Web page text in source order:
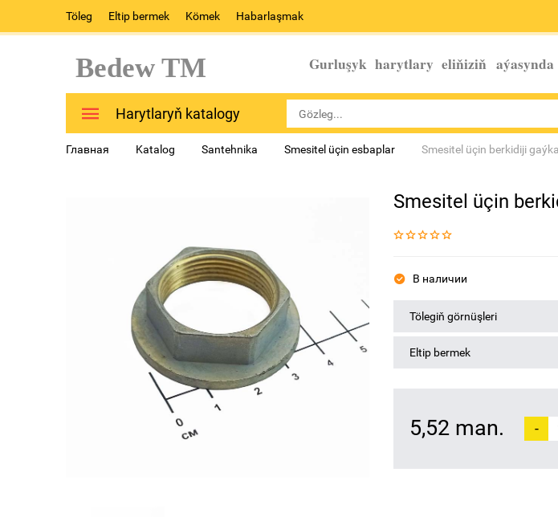
Töleg Eltip bermek Kömek Habarlaşmak
Bedew TM Gurluşyk harytlary eliňiziň aýasynda
Harytlaryň katalogy
Главная Katalog Santehnika Smesitel üçin esbaplar Smesitel üçin berkidiji gaýka
Smesitel üçin
В наличии
Tölegiň görnüşleri
Eltip bermek
5,52 man. -